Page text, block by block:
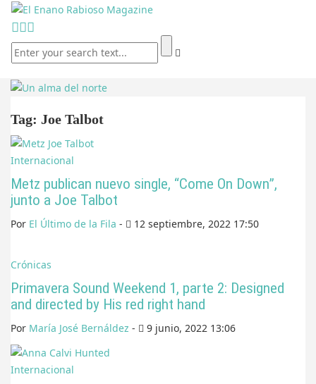
Tag: Joe Talbot
Internacional
Metz publican nuevo single, “Come On Down”,
junto a Joe Talbot
Por El Último de la Fila - 12 septiembre, 2022 17:50
Crónicas
Primavera Sound Weekend 1, parte 2: Designed
and directed by His red right hand
Por María José Bernáldez - 9 junio, 2022 13:06
Internacional